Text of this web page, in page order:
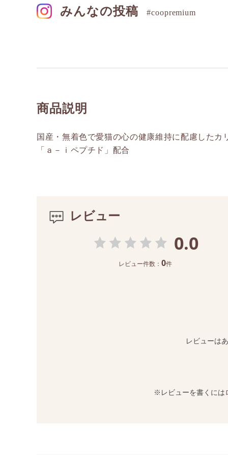
みんなの投稿 #coopremium
商品説明
国産・無着色で愛猫の心の健康維持に配慮したカ
「ａ－ｉペプチド」配合
レビュー
0.0
レビュー件数： 0件
レビューは
※レビューを書くには